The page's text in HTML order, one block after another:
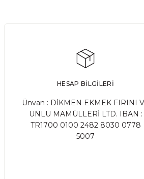
Ata Tohum Nedir?
Ata tohum, tarımda kullanılan
HESAP BİLGİLERİ
Ünvan : DİKMEN EKMEK FIRINI
UNLU MAMÜLLERİ LTD. IBAN :
TR1700 0100 2482 8030 0778
5007